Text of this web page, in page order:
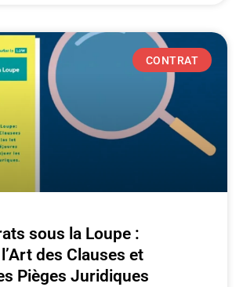
CONTRAT
sous la Loupe :
des Clauses et
Pièges Juridiques